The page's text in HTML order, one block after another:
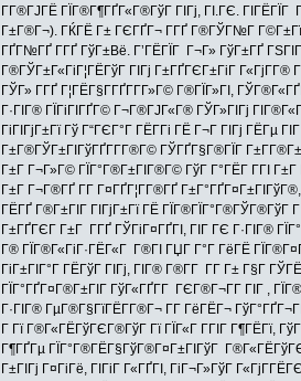
Г­Г®ГЈГЁ ГЇГ®Г¶ГҐГ«Г®ГўГ ГІГј, ГІ.ГЄ.
Г±Г®Г¬). ГЌГЁ Г± ГЄГҐГ¬ Г­ГҐ Г®ГЎГ№Г Г©Г±Гї,
ГҐГ№ГҐ Г­ГҐ ГўГ±Вё. Г’ГЁГЇГ Г¬Г» ГўГ±ГҐ
Г®ГЎГ±Г«ГіГ¦ГЁГўГ ГІГј Г±ГҐГЄГ±ГіГ
ГЎГ» Г­ГҐ Г¦ГЁГ§Г­ГҐГ­Г­Г»Г© Г®ГЇГ»ГІ,
Г·ГІГ® ГЇГіГІГҐГ© Г¬Г®ГЈГ«Г® ГЎГ»ГІГј
ГіГІГјГ±Гї Гў Г“ГЄГ°Г ГЁГ­Гі ГЁ Г¬Г ГІГј
Г±Г®ГЎГ±ГІГўГҐГ­Г­Г®Г© ГЎГҐГ§Г®ГЇГ
Г±Г Г¬Г»Г© ГЇГ°Г®Г±ГІГ®Г© ГўГ Г°ГЁГ Г­ГІ
Г±Г Г¬Г®ГҐ Г­Г Г¤ГҐГ¦Г­Г®ГҐ
ГЁГҐ Г®Г±ГІГ ГІГјГ±Гї ГЁ ГЇГ®ГЇГ°Г®ГЎГ®ГўГ
Г±ГҐГЄГ Г±Г Г­ГҐ ГЎГіГ¤ГҐГІ, ГІГ ГЄ Г·ГІГ®
Г® ГЇГ®Г«ГіГ·ГЁГ«Г Г®ГІ ГЏГ Г°Г ГёГЁ
ГіГ±ГІГ°Г ГЁГўГ ГІГј, ГІГ® Г®Г­Г Г­Г Г± Г§Г
ГЇГ°ГҐГ¤Г®Г±ГІГ ГўГ«ГҐГ­Г ГЄГ®Г¬Г­Г ГІГ ,
Г·ГІГ® ГµГ®Г§ГїГЁГ­Г®Г¬ Г­Г ГёГЁГ¬
Г Гї Г®Г«ГЁГўГЄГ®ГўГ Гї ГЇГ«Г Г­ГІГ Г¶ГЁГї,
Г¶ГҐГµ ГЇГ°Г®ГЁГ§ГўГ®Г¤Г±ГІГўГ
Г±ГІГј Г¤ГіГё, ГІГіГ Г«ГҐГІ, ГіГ¬Г»ГўГ